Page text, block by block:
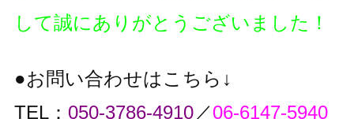
して誠にありがとうございました！
●お問い合わせはこちら↓
TEL： 050-3786-4910／06-6147-5940